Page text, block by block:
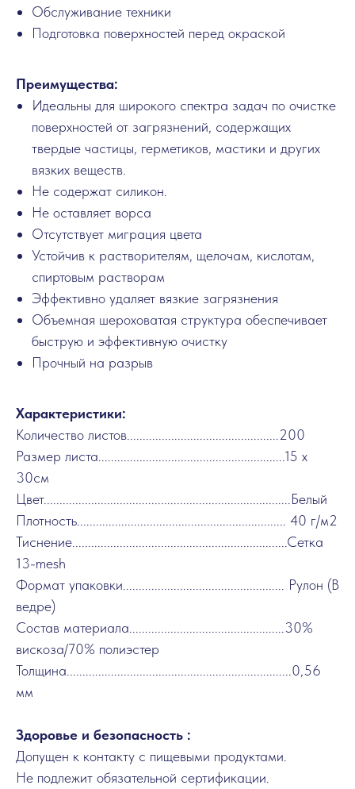
Обслуживание техники
Подготовка поверхностей перед окраской
Преимущества:
Идеальны для широкого спектра задач по очистке
поверхностей от загрязнений, содержащих
твердые частицы, герметиков, мастики и других
вязких веществ.
Не содержат силикон.
Не оставляет ворса
Отсутствует миграция цвета
Устойчив к растворителям, щелочам, кислотам,
спиртовым растворам
Эффективно удаляет вязкие загрязнения
Объемная шероховатая структура обеспечивает
быструю и эффективную очистку
Прочный на разрыв
Характеристики:
Количество листов................................................200
Размер листа...........................................................15 x
30см
Цвет..............................................................................Белый
Плотность.................................................................. 40 г/м2
Тиснение....................................................................Сетка
13-mesh
Формат упаковки................................................... Рулон (В
ведре)
Состав материала.................................................30%
вискоза/70% полиэстер
Толщина.......................................................................0,56
мм
Здоровье и безопасность :
Допущен к контакту с пищевыми продуктами.
Не подлежит обязательной сертификации.